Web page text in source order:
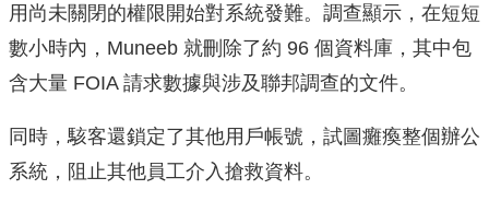
用尚未關閉的權限開始對系統發難。調查顯示，在短短
數小時內，Muneeb 就刪除了約 96 個資料庫，其中包
含大量 FOIA 請求數據與涉及聯邦調查的文件。
同時，駭客還鎖定了其他用戶帳號，試圖癱瘓整個辦公
系統，阻止其他員工介入搶救資料。